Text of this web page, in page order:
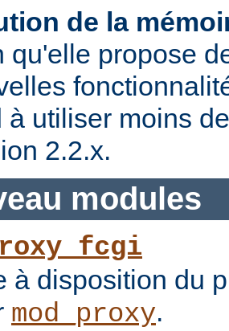
de la
qu'elle propose
à utiliser moins
2.2.x.
modules
à disposition du
mod_proxy.